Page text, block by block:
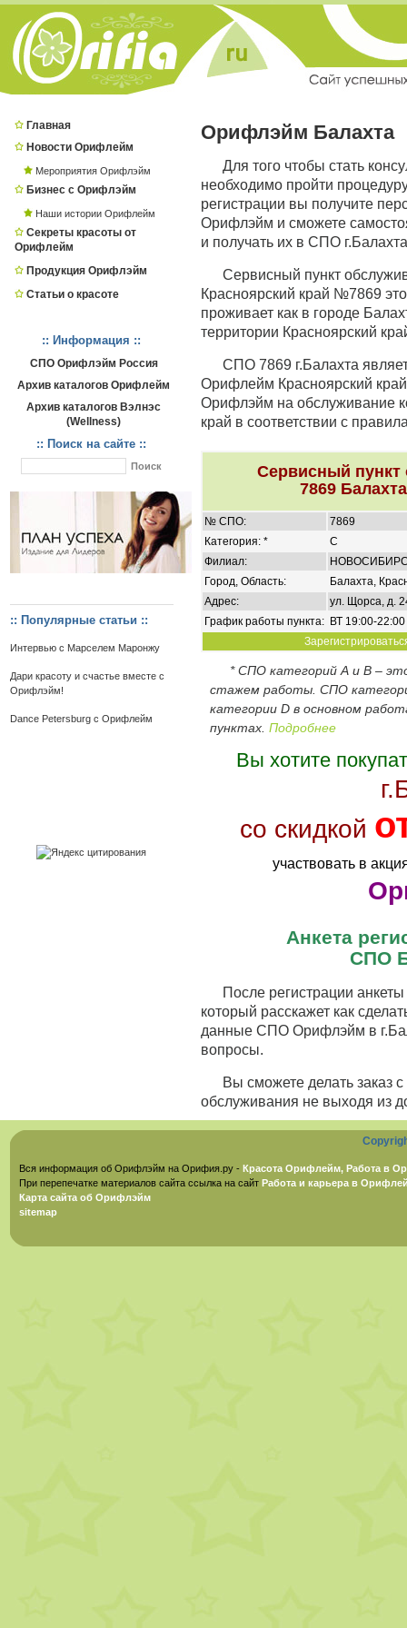
Главная
Новости Орифлейм
Мероприятия Орифлэйм
Бизнес с Орифлэйм
Наши истории Орифлейм
Секреты красоты от
Орифлейм
Продукция Орифлэйм
Статьи о красоте
:: Информация ::
СПО Орифлэйм Россия
Архив каталогов Орифлейм
Архив каталогов Вэлнэс
(Wellness)
:: Поиск на сайте ::
:: Популярные статьи ::
Интервью с Марселем Маронжу
Дари красоту и счастье вместе с
Орифлэйм!
Dance Petersburg с Орифлейм
Орифлэйм Балахта
Для того чтобы стать
необходимо пройти
регистрации вы получите
Орифлэйм и сможете
и получать их в СПО
Сервисный пункт
Красноярский край №7869
проживает как в городе
территории Красноярский
СПО 7869 г.Балахта
Орифлейм Красноярский
Орифлэйм на обслуживание
край в соответствии с
Сервисный
7869
№ СПО:
7869
Категория: *
C
Филиал:
Город, Область:
Балахта,
Адрес:
ул. Щорса, д.
График работы пункта: ВТ 19:00-
* СПО категорий А и В –
стажем работы. СПО
категории D в основном
пунктах. Подробнее
Вы хотите
со скидкой
участвовать в
Анкета
СПО
После регистрации
который расскажет как
данные СПО Орифлэйм в
вопросы.
Вы сможете делать заказ
обслуживания не выходя из
Вся информация об Орифлэйм на Орифия.ру - Красота Орифлейм, Работа в
При перепечатке материалов сайта ссылка на сайт Работа и карьера в
Карта сайта об Орифлэйм
sitemap